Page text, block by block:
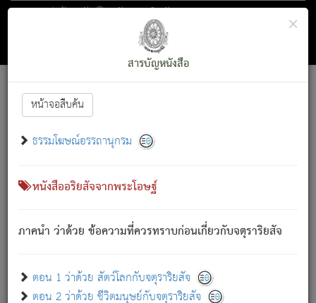
ตอน 1 ว่าด้วย สัตว์โลกกับจตุราริยสัจ
สารบัญ×
สารบัญหนังสือ
หน้าจอสืบค้น
ธรรมโฆษณ์อรรถานุกรม
หนังสืออริยสัจจากพระโอษฐ์
ภาคนำ ว่าด้วย ข้อความที่ควรทราบก่อนเกี่ยวกับจตุราริยสัจ
ตอน 1 ว่าด้วย สัตว์โลกกับจตุราริยสัจ
ตอน 2 ว่าด้วย ชีวิตมนุษย์กับจตุราริยสัจ
Font :15 ]||
สัตว์โลกนี้ เกิดความเดือดร้อนแล้ว มีผัสสะบังหน้า
เขาสำคัญสิ่งใด โดยความเป็นประการใด แต่สิ่งนั้นย่อมเป็น
(ตามที่เป็นจริง) โดยประการอื่นจากที่เขาสำคัญนั้น
สัตว์โลกติดข้องอยู่ในภพ ถูกภพบังหน้าแล้ว มีภพโดยความ
เป็นอย่างอื่น (จากที่มันเป็นอยู่จริง) จึงได้เพลิดเพลินยิ่งนักในภพ
เขาเพลิดเพลินยิ่งนักในสิ่งใด สิ่งนั้นเป็นภัย (ที่เขาไม่รู้จัก)
เขากลัวต่อสิ่งใดสิ่งนั้นเป็นทุกข์